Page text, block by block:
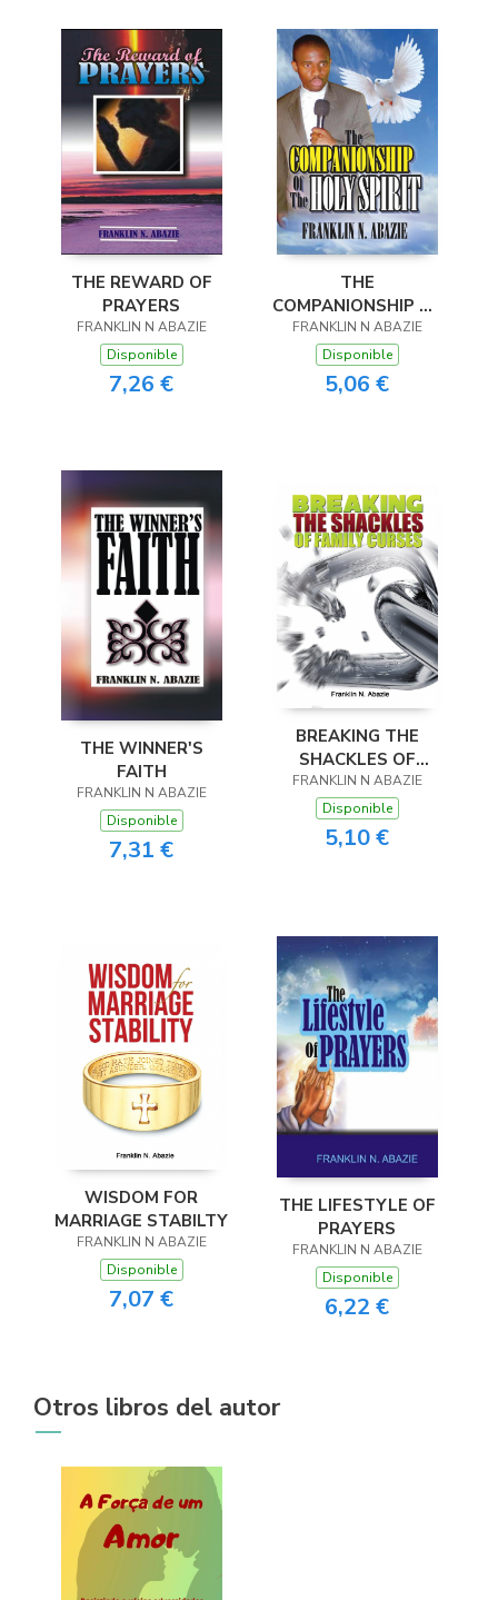
THE REWARD OF
PRAYERS
FRANKLIN N ABAZIE
Disponible
7,26 €
THE
COMPANIONSHIP OF
THE HOLY SPIRIT
FRANKLIN N ABAZIE
Disponible
5,06 €
THE WINNER'S
FAITH
FRANKLIN N ABAZIE
Disponible
7,31 €
BREAKING THE
SHACKLES OF
FAMILY CURSES
FRANKLIN N ABAZIE
Disponible
5,10 €
WISDOM FOR
MARRIAGE STABILTY
FRANKLIN N ABAZIE
Disponible
7,07 €
THE LIFESTYLE OF
PRAYERS
FRANKLIN N ABAZIE
Disponible
6,22 €
Otros libros del autor